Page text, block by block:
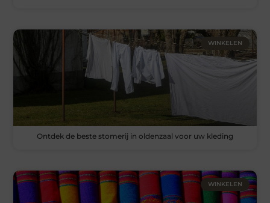
WINKELEN
Ontdek de beste stomerij in oldenzaal voor uw kleding
WINKELEN